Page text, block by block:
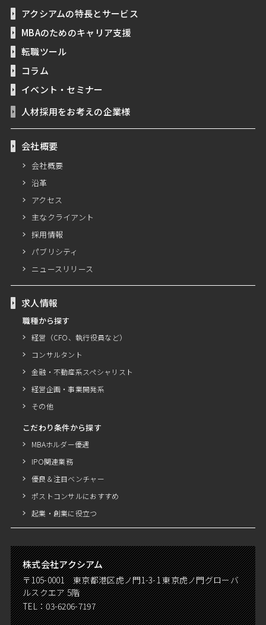
アクシアムの特長とサービス
MBAのためのキャリア支援
転職ツール
コラム
イベント・セミナー
人材採用をお考えの企業様
会社概要
会社概要
沿革
アクセス
主なクライアント
採用情報
パブリシティ
ニュースリリース
求人情報
職種から探す
経営（CFO、執行役員など）
コンサルタント
金融・不動産系スペシャリスト
経営企画・事業開発系
その他
こだわり条件から探す
MBAホルダー優遇
IPO関連業務
優良＆注目ベンチャー
ポストコンサルにおすすめ
起業・創業に役立つ
株式会社アクシアム
〒105-0001 東京都港区虎ノ門1-3-1 東京虎ノ門グローバ
ルスクエア 5階
TEL：03-6206-7197